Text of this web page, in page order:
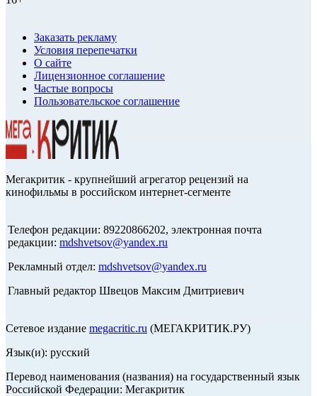
Заказать рекламу
Условия перепечатки
О сайте
Лицензионное соглашение
Частые вопросы
Пользовательское соглашение
Мегакритик - крупнейший агрегатор рецензий на
кинофильмы в российском интернет-сегменте
Телефон редакции: 89220866202, электронная почта
редакции: mdshvetsov@yandex.ru
Рекламный отдел: mdshvetsov@yandex.ru
Главный редактор Швецов Максим Дмитриевич
Сетевое издание megacritic.ru (МЕГАКРИТИК.РУ)
Язык(и): русский
Перевод наименования (названия) на государственный язык
Российской Федерации: Мегакритик